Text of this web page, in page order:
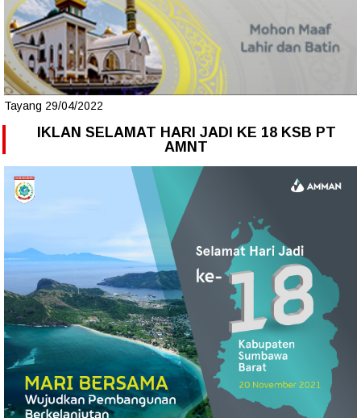
Tayang 29/04/2022
IKLAN SELAMAT HARI JADI KE 18 KSB PT
AMNT